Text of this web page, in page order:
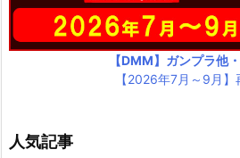
【DMM】ガンプラ他
【2026年7月～9月】
人気記事